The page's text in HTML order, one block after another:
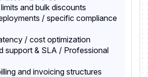
and bulk discounts
/ specific compliance
/ cost optimization
support & SLA / Professional
and invoicing structures